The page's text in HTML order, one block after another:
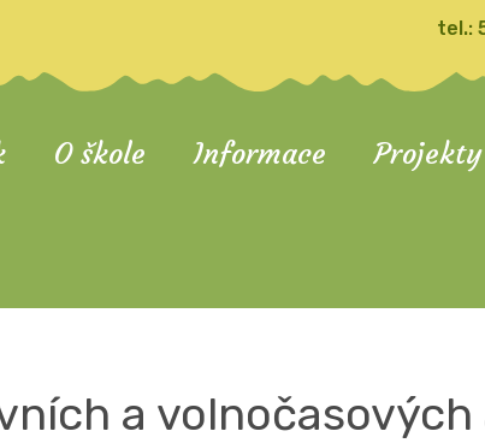
tel.:
O škole Informace Projekty
a